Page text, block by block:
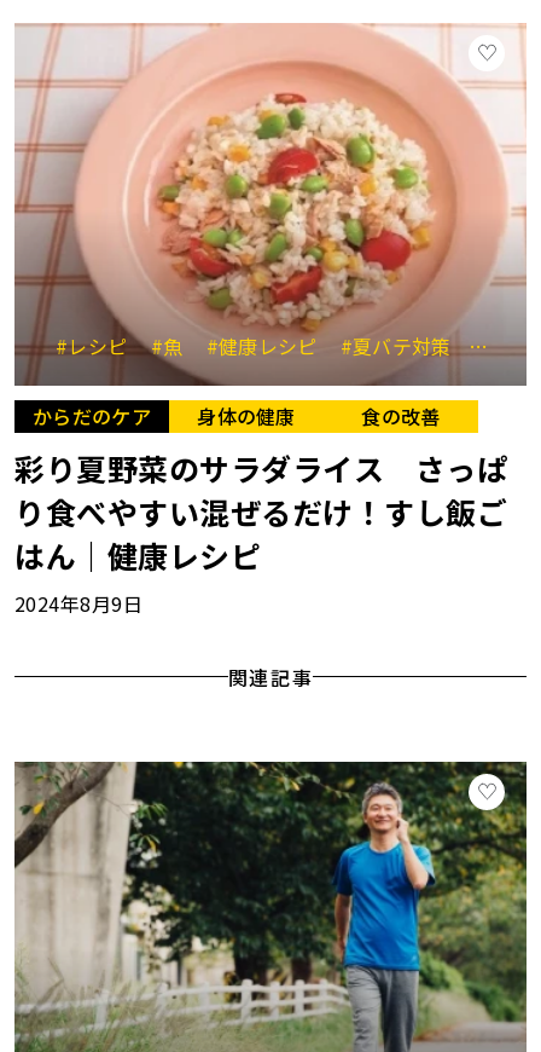
#レシピ #魚 #健康レシピ #夏バテ対策 #夏野
からだのケア 身体の健康 食の改善
彩り夏野菜のサラダライス さっぱ
り食べやすい混ぜるだけ！すし飯ご
はん｜健康レシピ
2024年8月9日
関連記事